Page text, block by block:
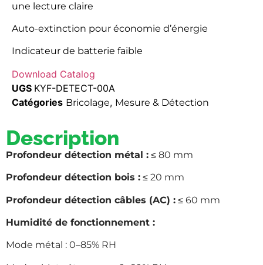
une lecture claire
Auto-extinction pour économie d’énergie
Indicateur de batterie faible
Download Catalog
UGS KYF-DETECT-00A
Catégories Bricolage, Mesure & Détection
Description
Profondeur détection métal : ≤ 80 mm
Profondeur détection bois : ≤ 20 mm
Profondeur détection câbles (AC) : ≤ 60 mm
Humidité de fonctionnement :
Mode métal : 0–85% RH